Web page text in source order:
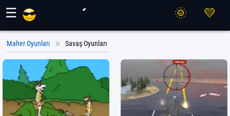
☰
Maher Oyunları Savaş Oyunları